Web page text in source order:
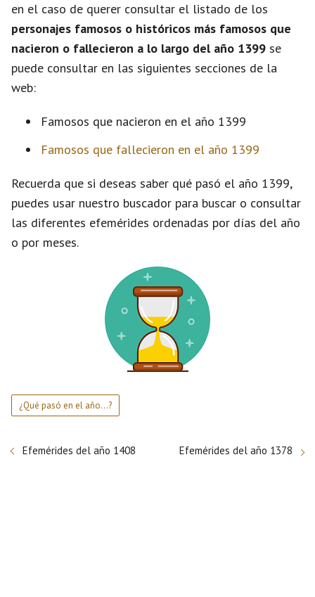
en el caso de querer consultar el listado de los
personajes famosos o históricos más famosos que
nacieron o fallecieron a lo largo del año 1399 se
puede consultar en las siguientes secciones de la
web:
Famosos que nacieron en el año 1399
Famosos que fallecieron en el año 1399
Recuerda que si deseas saber qué pasó el año 1399,
puedes usar nuestro buscador para buscar o consultar
las diferentes efemérides ordenadas por días del año
o por meses.
¿Qué pasó en el año...?
Efemérides del año 1408 Efemérides del año 1378